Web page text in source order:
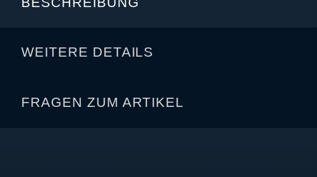
WEITERE DETAILS
FRAGEN ZUM ARTIKEL